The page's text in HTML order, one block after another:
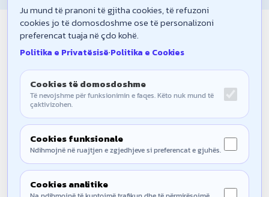
Join the Community
Become an active participant in shaping the future of our
Join Us
Events
Ju mund të pranoni të gjitha cookies, të refuzoni
cookies jo të domosdoshme ose të personalizoni
preferencat tuaja në çdo kohë.
Politika e Privatësisë·Politika e Cookies
Cookies të domosdoshme
Të nevojshme për funksionimin e faqes. Këto nuk mund të
çaktivizohen.
Cookies funksionale
Ndihmojnë në ruajtjen e zgjedhjeve si preferencat e gjuhës.
Cookies analitike